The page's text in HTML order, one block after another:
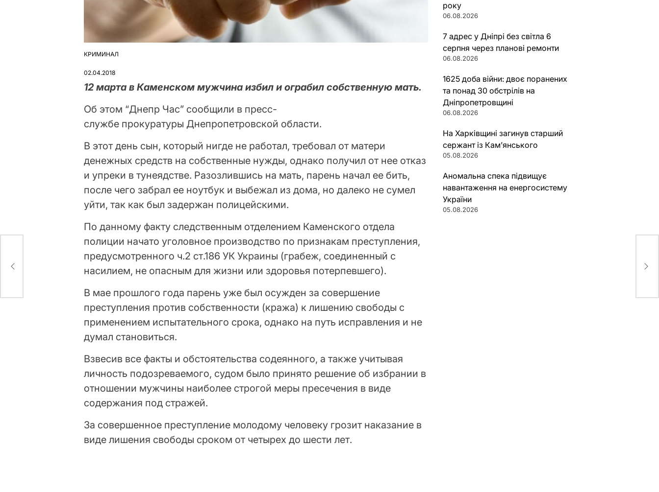
ОПУБЛІКУВАТИ
КРИМИНАЛ
02.04.2018
12 марта в Каменском мужчина избил и ограбил собственную мать.
Об этом “Днепр Час” сообщили в пресс-
службе прокуратуры Днепропетровской области.
В этот день сын, который нигде не работал, требовал от матери
денежных средств на собственные нужды, однако получил от нее отказ
и упреки в тунеядстве. Разозлившись на мать, парень начал ее бить,
после чего забрал ее ноутбук и выбежал из дома, но далеко не сумел
уйти, так как был задержан полицейскими.
По данному факту следственным отделением Каменского отдела
полиции начато уголовное производство по признакам преступления,
предусмотренного ч.2 ст.186 УК Украины (грабеж, соединенный с
насилием, не опасным для жизни или здоровья потерпевшего).
В мае прошлого года парень уже был осужден за совершение
преступления против собственности (кража) к лишению свободы с
применением испытательного срока, однако на путь исправления и не
думал становиться.
Взвесив все факты и обстоятельства содеянного, а также учитывая
личность подозреваемого, судом было принято решение об избрании в
отношении мужчины наиболее строгой меры пресечения в виде
содержания под стражей.
За совершенное преступление молодому человеку грозит наказание в
виде лишения свободы сроком от четырех до шести лет.
року
06.08.2026
7 адрес у Дніпрі без світла 6
серпня через планові ремонти
06.08.2026
1625 доба війни: двоє поранених
та понад 30 обстрілів на
Дніпропетровщині
06.08.2026
На Харківщині загинув старший
сержант із Кам’янського
05.08.2026
Аномальна спека підвищує
навантаження на енергосистему
України
05.08.2026